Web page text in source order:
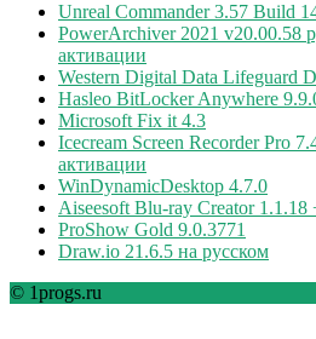
Unreal Commander 3.57 Build
PowerArchiver 2021 v20.00.58
активации
Western Digital Data Lifeguard
Hasleo BitLocker Anywhere
Microsoft Fix it 4.3
Icecream Screen Recorder Pro
активации
WinDynamicDesktop 4.7.0
Aiseesoft Blu-ray Creator 1.1.18
ProShow Gold 9.0.3771
Draw.io 21.6.5 на русском
© 1progs.ru